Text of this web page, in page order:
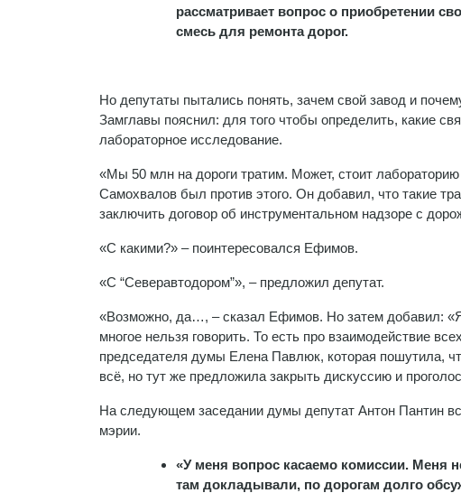
рассматривает вопрос о приобретении
смесь для ремонта дорог.
Но депутаты пытались понять, зачем свой завод и
Замглавы пояснил: для того чтобы определить, какие
лабораторное исследование.
«Мы 50 млн на дороги тратим. Может, стоит
Самохвалов был против этого. Он добавил, что такие
заключить договор об инструментальном надзоре с
«С какими?» – поинтересовался Ефимов.
«С “Северавтодором”», – предложил депутат.
«Возможно, да…, – сказал Ефимов. Но затем добавил:
многое нельзя говорить. То есть про взаимодействие
председателя думы Елена Павлюк, которая пошутила,
всё, но тут же предложила закрыть дискуссию и
На следующем заседании думы депутат Антон Пантин
мэрии.
«У меня вопрос касаемо комиссии. Меня
там докладывали, по дорогам долго